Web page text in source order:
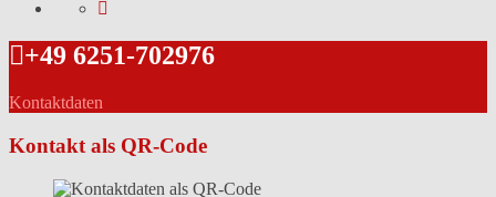
+49 6251-702976
Kontaktdaten
Kontakt als QR-Code